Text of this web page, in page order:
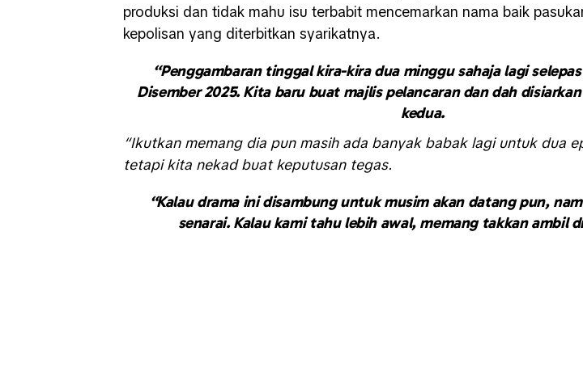
produksi dan tidak mahu isu terbabit mencemarkan nama baik
kepolisan yang diterbitkan syarikatnya.
“Penggambaran tinggal kira-kira dua minggu sahaja lagi
Disember 2025. Kita baru buat majlis pelancaran dan dah
kedua.
“Ikutkan memang dia pun masih ada banyak babak lagi untuk dua
tetapi kita nekad buat keputusan tegas.
“Kalau drama ini disambung untuk musim akan datang pun,
senarai. Kalau kami tahu lebih awal, memang takkan ambil